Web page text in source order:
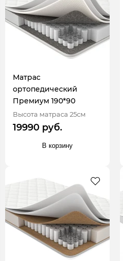
Матрас
ортопедический
Премиум 190*90
Высота матраса 25см
19990 руб.
В корзину